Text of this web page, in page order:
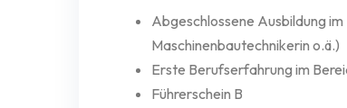
Abgeschlossene Ausbildung
Maschinenbautechnikerin o.ä.)
Erste Berufserfahrung im
Führerschein B